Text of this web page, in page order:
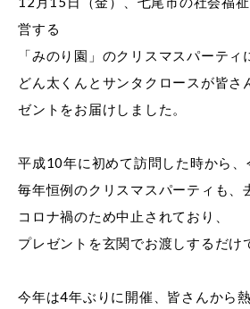
営する
「みのり園」のクリスマスパーティ
どん太くんとサンタクロースが皆さ
ゼントをお届けしました。
平成10年に初めて訪問した時から、
毎年恒例のクリスマスパーティも、
コロナ禍のため中止されており、
プレゼントを玄関でお渡しするだけ
今年は4年ぶりに開催、皆さんから